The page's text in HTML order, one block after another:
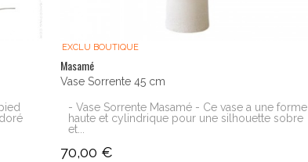
EXCLU BOUTIQUE
Masamé
Vase Sorrente 45 cm
- Vase Sorrente Masamé - Ce vase a une forme
haute et cylindrique pour une silhouette sobre
et...
70,00 €